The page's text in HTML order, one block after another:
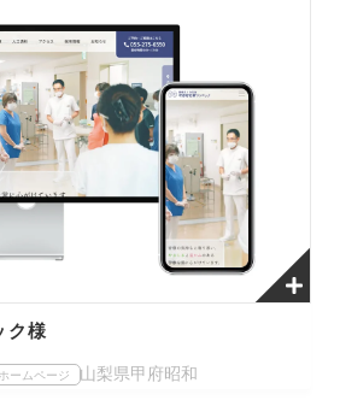
ク様
ホームページ 山梨県甲府昭和